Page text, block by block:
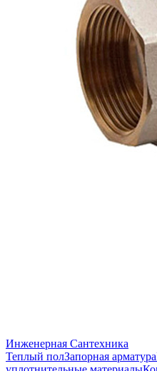
Инженерная Сантехника
Теплый полЗапорная арматура